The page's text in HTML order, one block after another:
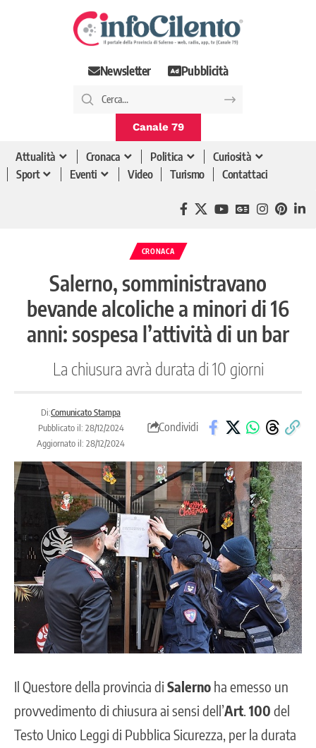
Newsletter Pubblicità
Canale 79
Attualità Cronaca Politica
Curiosità
Sport
Eventi Video Turismo Contattaci
CRONACA
Salerno, somministravano
bevande alcoliche a minori di 16
anni: sospesa l’attività di un bar
La chiusura avrà durata di 10 giorni
Di:Comunicato Stampa
Pubblicato il: 28/12/2024
Aggiornato il: 28/12/2024
Condividi
Il Questore della provincia di Salerno ha emesso un
provvedimento di chiusura ai sensi dell’Art 100 del
Testo Unico Leggi di Pubblica Sicurezza, per la durata